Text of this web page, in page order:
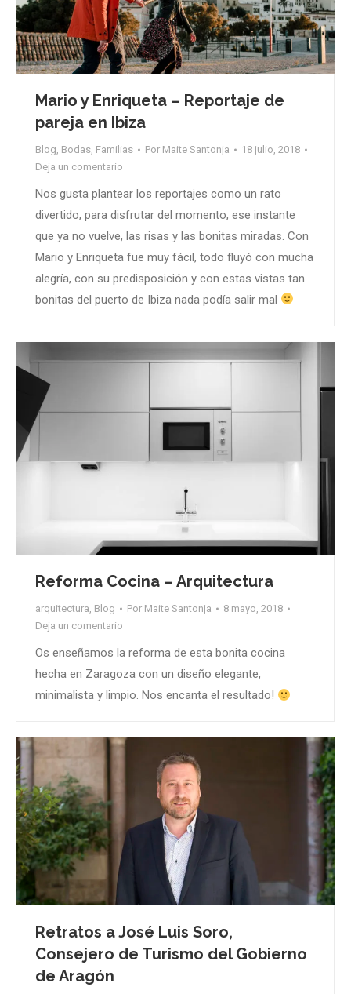
Mario y Enriqueta – Reportaje de
pareja en Ibiza
Blog Bodas Familias Por Maite Santonja
18 julio, 2018
Deja un comentario
Nos gusta plantear los reportajes como un rato
divertido, para disfrutar del momento, ese instante
que ya no vuelve, las risas y las bonitas miradas. Con
Mario y Enriqueta fue muy fácil, todo fluyó con mucha
alegría, con su predisposición y con estas vistas tan
bonitas del puerto de Ibiza nada podía salir mal
Reforma Cocina – Arquitectura
arquitectura, Blog Por Maite Santonja
8 mayo, 2018
Deja un comentario
Os enseñamos la reforma de esta bonita cocina
hecha en Zaragoza con un diseño elegante,
minimalista y limpio. Nos encanta el resultado!
Retratos a José Luis Soro,
Consejero de Turismo del Gobierno
de Aragón